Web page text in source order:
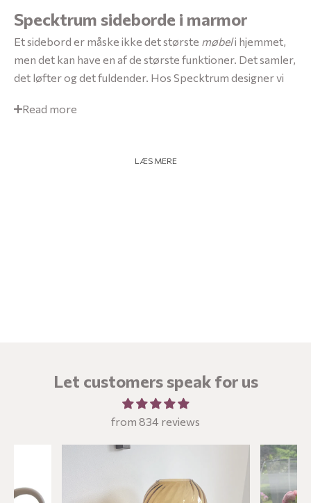
Specktrum sideborde i marmor
Et sidebord er måske ikke det største møbeli hjemmet,
men det kan have en af de største funktioner. Det samler,
det løfter og det fuldender. Hos Specktrum designer vi
Read more
Oplev Specktrum butikken
LÆS MERE
Let customers speak for us
from 834 reviews